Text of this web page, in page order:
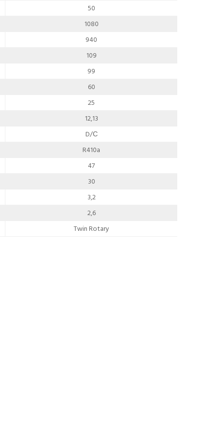
50
1080
940
109
99
60
25
12,13
D/С
R410a
47
30
3,2
2,6
Twin Rotary